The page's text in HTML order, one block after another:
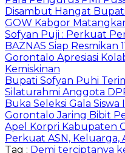
Disambut Hangat
GOW Kabgor
Sofyan Puji : Perkuat
BAZNAS Siap Resmikan
Gorontalo Apresiasi
Kemiskinan
Bupati Sofyan Puhi
Silaturahmi Anggota
Buka Seleksi Gala
Gorontalo Jaring Bibit
Apel Korpri Kabupaten
Perkuat ASN, Keluarga,
Tag : Demi terciptanya